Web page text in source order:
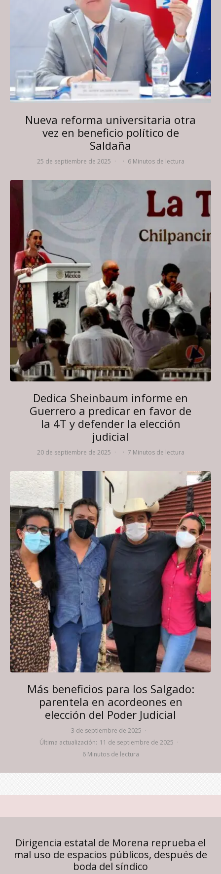
Nueva reforma universitaria otra
vez en beneficio político de
Saldaña
25 de septiembre de 2025 · · 6 Minutos de lectura
Dedica Sheinbaum informe en
Guerrero a predicar en favor de
la 4T y defender la elección
judicial
20 de septiembre de 2025 · · 7 Minutos de lectura
Más beneficios para los Salgado:
parentela en acordeones en
elección del Poder Judicial
3 de septiembre de 2025 ·
Última actualización: 11 de septiembre de 2025 ·
6 Minutos de lectura
Dirigencia estatal de Morena reprueba el
mal uso de espacios públicos, después de
boda del síndico